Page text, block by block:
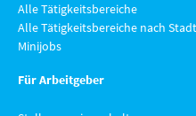
Alle Tätigkeitsbereiche
Alle Tätigkeitsbereiche nach Stadt
Minijobs
Für Arbeitgeber